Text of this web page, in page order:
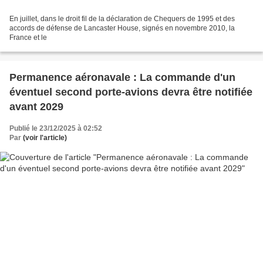
En juillet, dans le droit fil de la déclaration de Chequers de 1995 et des
accords de défense de Lancaster House, signés en novembre 2010, la
France et le
Permanence aéronavale : La commande d'un
éventuel second porte-avions devra être notifiée
avant 2029
Publié le 23/12/2025 à 02:52
Par (voir l'article)